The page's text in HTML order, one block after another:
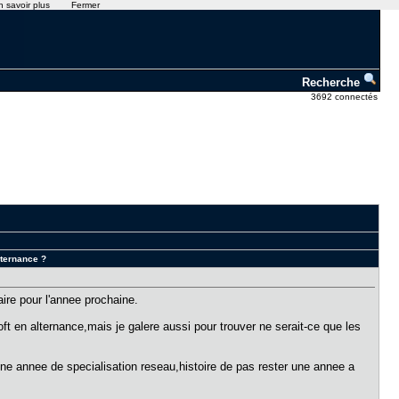
Recherche
3692 connectés
?
pour l'annee prochaine.
en alternance,mais je galere aussi pour trouver ne serait-ce que les
annee de specialisation reseau,histoire de pas rester une annee a
savoir plus Fermer